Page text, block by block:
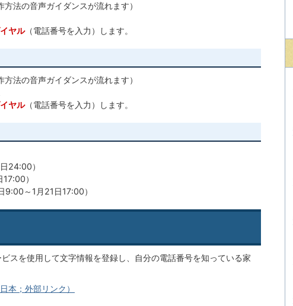
方法の音声ガイダンスが流れます）
ヤル（電話番号を入力）します。
方法の音声ガイダンスが流れます）
ヤル（電話番号を入力）します。
24:00）
）
9:00～1月21日17:00）
スを使用して文字情報を登録し、自分の電話番号を知っている家
本；外部リンク）